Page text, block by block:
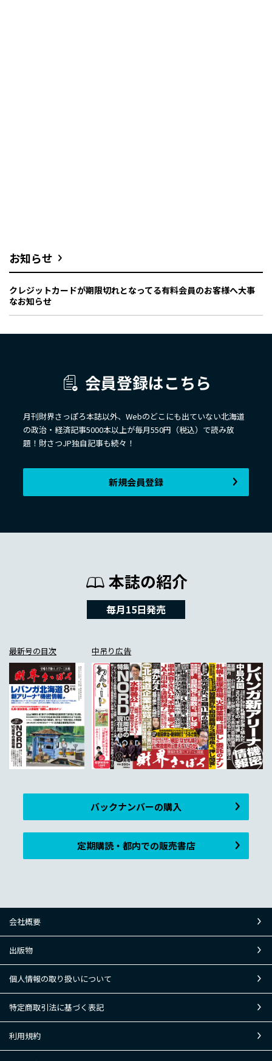
お知らせ
クレジットカードが期限切れとなってる有料会員のお客様へ大事
なお知らせ
会員登録はこちら
月刊財界さっぽろ本誌以外、Webのどこにも出ていない北海道
の政治・経済記事5000本以上が毎月550円（税込）で読み放
題！財さつJP独自記事も続々！
新規会員登録
本誌の紹介
毎月15日発売
最新号の目次 中吊り広告
バックナンバーの購入
定期購読・都内での販売書店
会社概要
出版物
個人情報の取り扱いについて
特定商取引法に基づく表記
利用規約